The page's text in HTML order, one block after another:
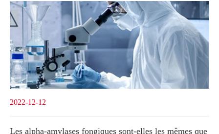
2022-12-12
Les alpha-amylases fongiques sont-elles les mêmes que